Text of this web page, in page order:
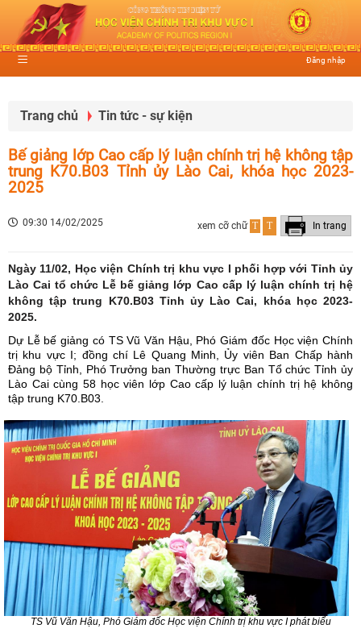
Đăng nhập
Trang chủ Tin tức - sự kiện
Bế giảng lớp Cao cấp lý luận chính trị hệ không tập
trung K70.B03 Tỉnh ủy Lào Cai, khóa học 2023-
2025
09:30 14/02/2025 xem cỡ chữ T T In trang
Ngày 11/02, Học viện Chính trị khu vực I phối hợp với Tỉnh ủy
Lào Cai tổ chức Lễ bế giảng lớp Cao cấp lý luận chính trị hệ
không tập trung K70.B03 Tỉnh ủy Lào Cai, khóa học 2023-
2025.
Dự Lễ bế giảng có TS Vũ Văn Hậu, Phó Giám đốc Học viện Chính
trị khu vực I; đồng chí Lê Quang Minh, Ủy viên Ban Chấp hành
Đảng bộ Tỉnh, Phó Trưởng ban Thường trực Ban Tổ chức Tỉnh ủy
Lào Cai cùng 58 học viên lớp Cao cấp lý luận chính trị hệ không
tập trung K70.B03.
TS Vũ Văn Hậu, Phó Giám đốc Học viện Chính trị khu vực I phát biểu